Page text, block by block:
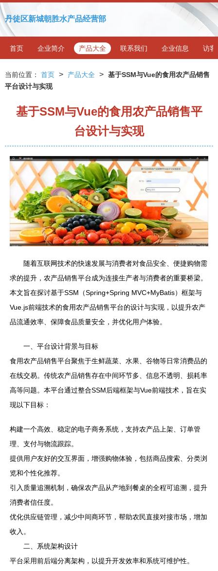
丹徒区新城朝胜水产品经营部
首页 企业简介 产品大全 联系我们 企业信息 访客
当前位置： 首页 > 产品大全 > 基于SSM与Vue的食用农产品销售
平台设计与实现
基于SSM与Vue的食用农产品销售平
台设计与实现
随着互联网技术的快速发展与消费者对食品安全、便捷购物需
求的提升，农产品销售平台成为连接生产者与消费者的重要桥梁。
本文旨在探讨基于SSM（Spring+Spring MVC+MyBatis）框架与
Vue.js前端技术的食用农产品销售平台的设计与实现，以提升农产
品流通效率、保障食品质量安全，并优化用户体验。
一、平台设计背景与目标
食用农产品销售平台聚焦于生鲜蔬菜、水果、谷物等日常消费品的
在线交易。传统农产品销售存在中间环节多、信息不透明、损耗率
高等问题。本平台通过整合SSM后端框架与Vue前端技术，旨在实
现以下目标：
构建一个高效、稳定的电子商务系统，支持农产品上架、订单管
理、支付与物流跟踪。
提供用户友好的交互界面，增强购物体验，包括商品搜索、分类浏
览和个性化推荐。
引入质量追溯机制，确保农产品从产地到餐桌的全程可追溯，提升
消费者信任度。
优化供应链管理，减少中间商环节，帮助农民直接对接市场，增加
收入。
二、系统架构设计
平台采用前后端分离架构，以提升开发效率和系统可维护性。